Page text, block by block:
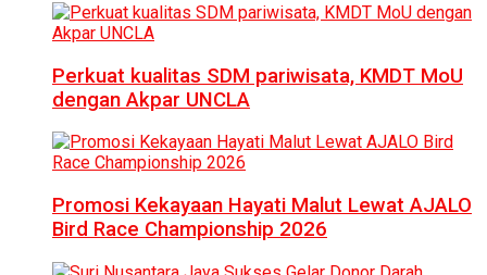
Perkuat kualitas SDM pariwisata, KMDT MoU
dengan Akpar UNCLA
Promosi Kekayaan Hayati Malut Lewat AJALO
Bird Race Championship 2026